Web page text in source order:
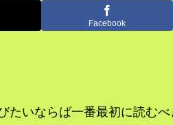
Facebook
たいならば一番最初に読むべ